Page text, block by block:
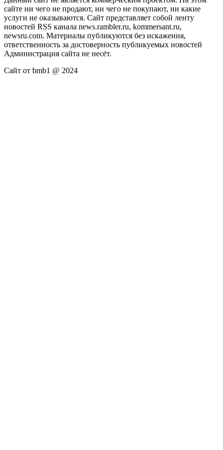
сайте ни чего не продают, ни чего не покупают, ни какие
услуги не оказываются. Сайт представляет собой ленту
новостей RSS канала news.rambler.ru, kommersant.ru,
newsru.com. Материалы публикуются без искажения,
ответственность за достоверность публикуемых новостей
Администрация сайта не несёт.
Сайт от bmb1 @ 2024